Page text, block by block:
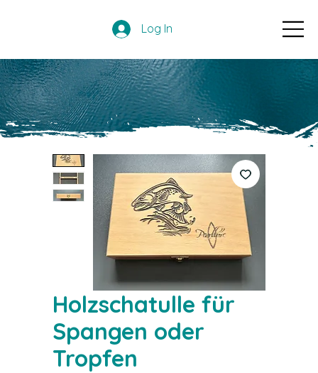
Log In
Holzschatulle für
Spangen oder
Tropfen